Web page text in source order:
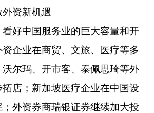
资新机遇
中国服务业的巨大容量和开
企业在商贸、文旅、医疗等多
尔玛、开市客、泰佩思琦等外
店；新加坡医疗企业在中国设
外资券商瑞银证券继续加大投